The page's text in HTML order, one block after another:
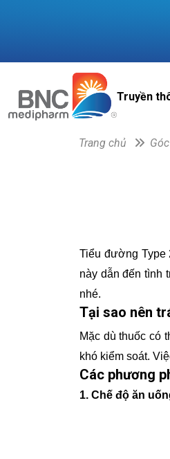
Truyền
Trang chủ
Tiểu đường Type
này dẫn đến tình
nhé.
Tại sao nên
Mặc dù thuốc có
khó kiểm soát.
Các phương
1. Chế độ ăn